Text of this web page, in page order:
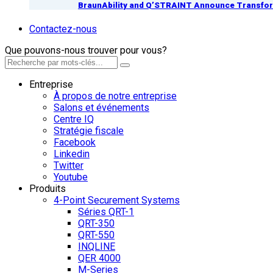
BraunAbility and Q’STRAINT Announce
Contactez-nous
Que pouvons-nous trouver pour vous?
Entreprise
À propos de notre entreprise
Salons et événements
Centre IQ
Stratégie fiscale
Facebook
Linkedin
Twitter
Youtube
Produits
4-Point Securement Systems
Séries QRT-1
QRT-350
QRT-550
INQLINE
QER 4000
M-Series